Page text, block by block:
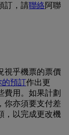
訂，請聯絡阿聯
視乎機票的票價
的預訂作出更
費用。如果計劃
你亦須要支付差
，以完成更改機